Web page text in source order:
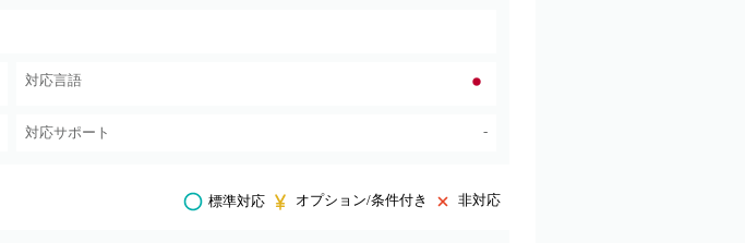
対応言語
対応サポート -
標準対応 オプション/条件付き 非対応